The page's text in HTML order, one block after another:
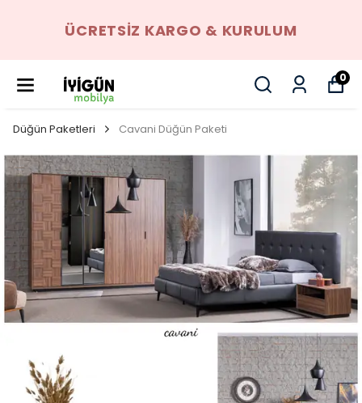
ÜCRETSIZ KARGO & KURULUM
0
Düğün Paketleri Cavani Düğün Paketi